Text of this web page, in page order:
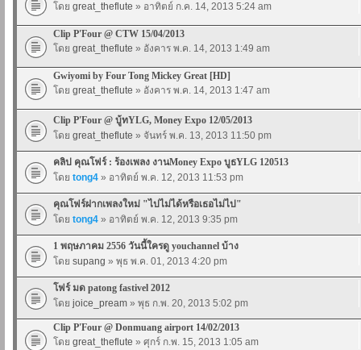
โดย great_theflute » อาทิตย์ ก.ค. 14, 2013 5:24 am
Clip P'Four @ CTW 15/04/2013
โดย great_theflute » อังคาร พ.ค. 14, 2013 1:49 am
Gwiyomi by Four Tong Mickey Great [HD]
โดย great_theflute » อังคาร พ.ค. 14, 2013 1:47 am
Clip P'Four @ บู้ทYLG, Money Expo 12/05/2013
โดย great_theflute » จันทร์ พ.ค. 13, 2013 11:50 pm
คลิป คุณโฟร์ : ร้องเพลง งานMoney Expo บูธYLG 120513
โดย tong4 » อาทิตย์ พ.ค. 12, 2013 11:53 pm
คุณโฟร์ฝากเพลงใหม่ "ไปไม่ได้หรือเธอไม่ไป"
โดย tong4 » อาทิตย์ พ.ค. 12, 2013 9:35 pm
1 พฤษภาคม 2556 วันนี้ใครดู youchannel บ้าง
โดย supang » พุธ พ.ค. 01, 2013 4:20 pm
โฟร์ มด patong fastivel 2012
โดย joice_pream » พุธ ก.พ. 20, 2013 5:02 pm
Clip P'Four @ Donmuang airport 14/02/2013
โดย great_theflute » ศุกร์ ก.พ. 15, 2013 1:05 am